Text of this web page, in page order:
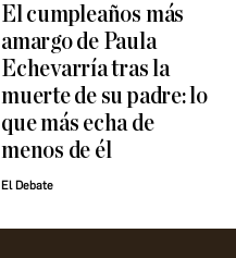
El cumpleaños más
amargo de Paula
Echevarría tras la
muerte de su padre: lo
que más echa de
menos de él
El Debate